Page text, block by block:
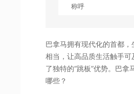
巴拿马拥有现代化的首都
相当，让高品质生活触手
了独特的“跳板”优势。巴
哪些？